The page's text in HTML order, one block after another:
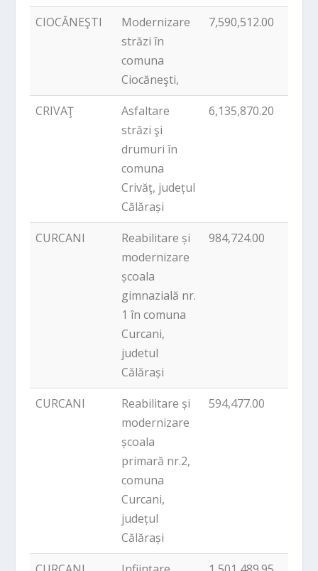
CIOCĂNEŞTI
Modernizare
străzi în
comuna
Ciocăneşti,
7,590,512.00
CRIVAŢ
Asfaltare
străzi şi
drumuri în
comuna
Crivăţ, județul
Călărași
6,135,870.20
CURCANI
Reabilitare și
modernizare
școala
gimnazială nr.
1 în comuna
Curcani,
judetul
Călărași
984,724.00
CURCANI
Reabilitare și
modernizare
școala
primară nr.2,
comuna
Curcani,
județul
Călărași
594,477.00